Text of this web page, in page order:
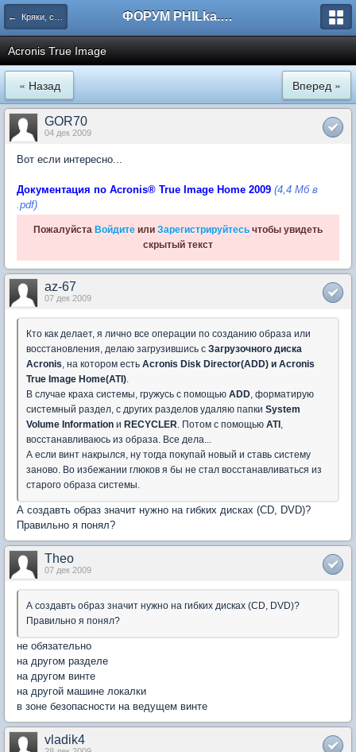
← Кряки, серийные номера, свежий варез ФОРУМ PHILka.RU
Acronis True Image
« Назад Вперед »
GOR70
04 дек 2009
Вот если интересно...
Документация по Acronis® True Image Home 2009 (4,4 Мб в
.pdf)
Пожалуйста Войдите или Зарегистрируйтесь чтобы увидеть
скрытый текст
az-67
07 дек 2009
Кто как делает, я лично все операции по созданию образа или
восстановления, делаю загрузившись с Загрузочного диска
Acronis, на котором есть Acronis Disk Director(ADD) и Acronis
True Image Home(ATI).
В случае краха системы, гружусь с помощью ADD, форматирую
системный раздел, с других разделов удаляю папки System
Volume Information и RECYCLER. Потом с помощью ATI ,
восстанавливаюсь из образа. Все дела...
А если винт накрылся, ну тогда покупай новый и ставь систему
заново. Во избежании глюков я бы не стал восстанавливаться из
старого образа системы.
А создавть образ значит нужно на гибких дисках (CD, DVD)?
Правильно я понял?
Theо
07 дек 2009
А создавть образ значит нужно на гибких дисках (CD, DVD)?
Правильно я понял?
не обязательно
на другом разделе
на другом винте
на другой машине локалки
в зоне безопасности на ведущем винте
vladik4